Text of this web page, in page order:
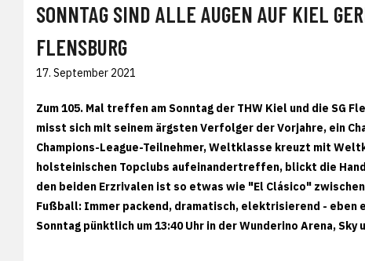
SONNTAG SIND ALLE AUGEN AUF KIEL
FLENSBURG
17. September 2021
Zum 105. Mal treffen am Sonntag der THW Kiel und die SG
misst sich mit seinem ärgsten Verfolger der Vorjahre, ein
Champions-League-Teilnehmer, Weltklasse kreuzt mit
holsteinischen Topclubs aufeinandertreffen, blickt die
den beiden Erzrivalen ist so etwas wie "El Clásico"
Fußball: Immer packend, dramatisch, elektrisierend - eben
Sonntag pünktlich um 13:40 Uhr in der Wunderino Arena,